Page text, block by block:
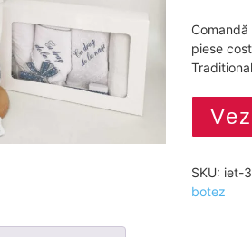
piese
SKU: iet-
botez